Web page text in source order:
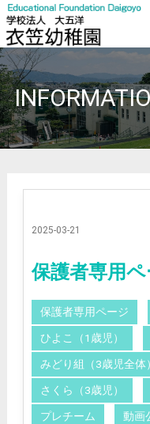
2025-03-21
保護者専用
保護者専用ページ
ひよこ（1歳児）
みどり組（3歳児全体）
さくら（3歳児）
プレチーム 動画